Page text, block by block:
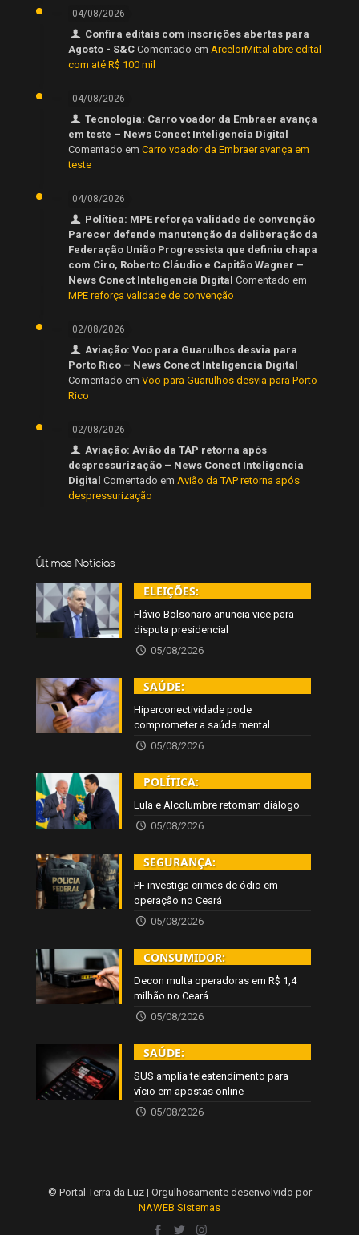
04/08/2026
Confira editais com inscrições abertas para
Agosto - S&C Comentado em ArcelorMittal abre edital
com até R$ 100 mil
04/08/2026
Tecnologia: Carro voador da Embraer avança
em teste – News Conect Inteligencia Digital
Comentado em Carro voador da Embraer avança em
teste
04/08/2026
Política: MPE reforça validade de convenção
Parecer defende manutenção da deliberação da
Federação União Progressista que definiu chapa
com Ciro, Roberto Cláudio e Capitão Wagner –
News Conect Inteligencia Digital Comentado em
MPE reforça validade de convenção
02/08/2026
Aviação: Voo para Guarulhos desvia para
Porto Rico – News Conect Inteligencia Digital
Comentado em Voo para Guarulhos desvia para Porto
Rico
02/08/2026
Aviação: Avião da TAP retorna após
despressurização – News Conect Inteligencia
Digital Comentado em Avião da TAP retorna após
despressurização
Últimas Notícias
ELEIÇÕES:
Flávio Bolsonaro anuncia vice para
disputa presidencial
05/08/2026
SAÚDE:
Hiperconectividade pode
comprometer a saúde mental
05/08/2026
POLÍTICA:
Lula e Alcolumbre retomam diálogo
05/08/2026
SEGURANÇA:
PF investiga crimes de ódio em
operação no Ceará
05/08/2026
CONSUMIDOR:
Decon multa operadoras em R$ 1,4
milhão no Ceará
05/08/2026
SAÚDE:
SUS amplia teleatendimento para
vício em apostas online
05/08/2026
© Portal Terra da Luz | Orgulhosamente desenvolvido por
NAWEB Sistemas